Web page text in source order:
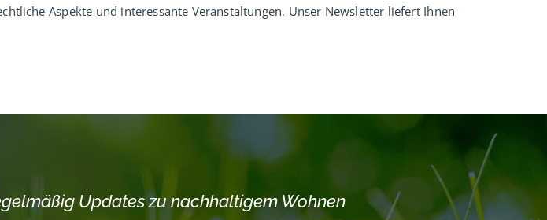
Aspekte und interessante Veranstaltungen. Unser Newsletter liefert Ihnen
Updates zu nachhaltigem Wohnen